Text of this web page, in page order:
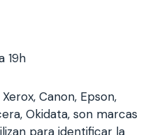
19h
Canon, Epson,
Okidata, son marcas
para identificar la